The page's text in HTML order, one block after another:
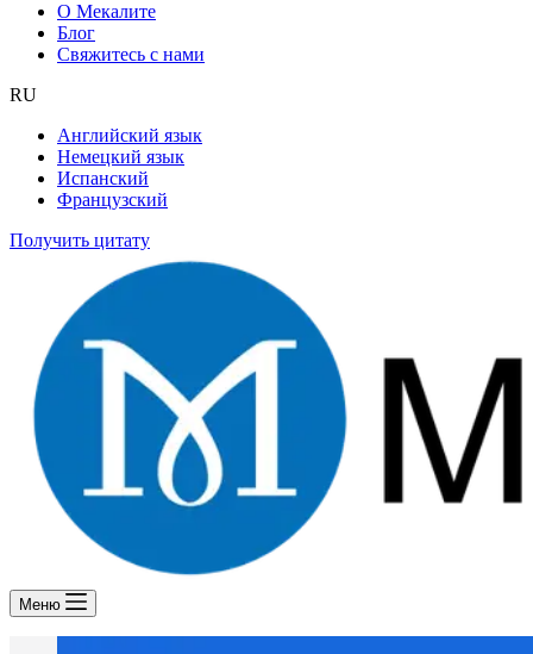
О Мекалите
Блог
Свяжитесь с нами
RU
Английский язык
Немецкий язык
Испанский
Французский
Получить цитату
Меню